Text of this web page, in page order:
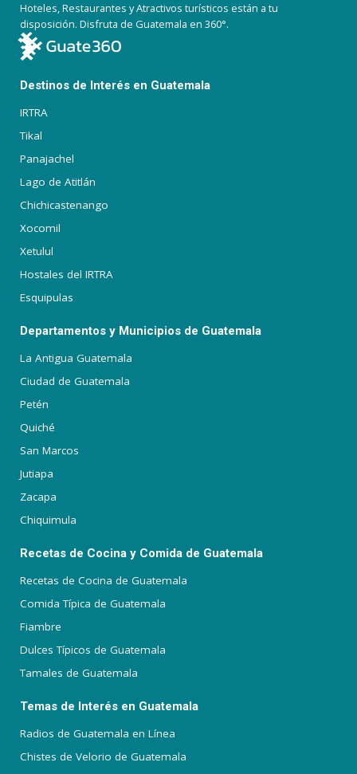
Hoteles, Restaurantes y Atractivos turísticos están a tu
disposición. Disfruta de Guatemala en 360°.
Destinos de Interés en Guatemala
IRTRA
Tikal
Panajachel
Lago de Atitlán
Chichicastenango
Xocomil
Xetulul
Hostales del IRTRA
Esquipulas
Departamentos y Municipios de Guatemala
La Antigua Guatemala
Ciudad de Guatemala
Petén
Quiché
San Marcos
Jutiapa
Zacapa
Chiquimula
Recetas de Cocina y Comida de Guatemala
Recetas de Cocina de Guatemala
Comida Típica de Guatemala
Fiambre
Dulces Típicos de Guatemala
Tamales de Guatemala
Temas de Interés en Guatemala
Radios de Guatemala en Línea
Chistes de Velorio de Guatemala